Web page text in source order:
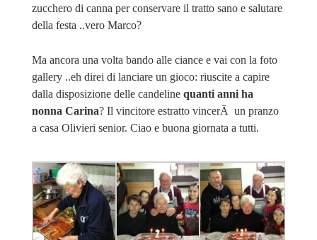
zucchero di canna per conservare il tratto sano e salutare
della festa ..vero Marco?
Ma ancora una volta bando alle ciance e vai con la foto
gallery ..eh direi di lanciare un gioco: riuscite a capire
dalla disposizione delle candelinequanti anni ha
nonna Carina? Il vincitore estratto vincerÃ un pranzo
a casa Olivieri senior. Ciao e buona giornata a tutti.